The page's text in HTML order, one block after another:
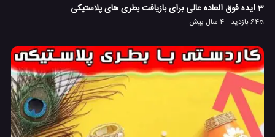
3 ایده فوق العاده عالی برای بازیافت بطری های پلاستیکی
645 بازدید 4 سال پیش